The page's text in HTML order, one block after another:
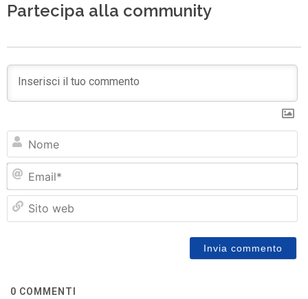
Partecipa alla community
0 COMMENTI